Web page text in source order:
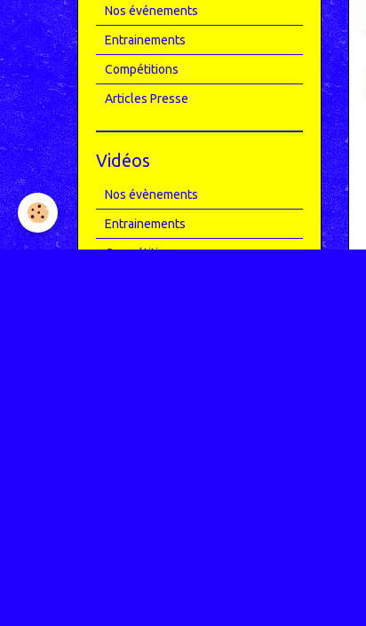
Nos événements
Entrainements
Compétitions
Articles Presse
Vidéos
Nos évènements
Entrainements
Compétitions